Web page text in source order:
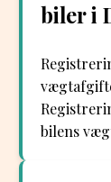
biler i
bilens